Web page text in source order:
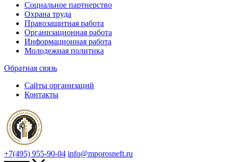
Социальное партнерство
Охрана труда
Правозащитная работа
Организационная работа
Информационная работа
Молодежная политика
Обратная связь
Сайты организаций
Контакты
+7(495) 955-90-04 info@mporosneft.ru